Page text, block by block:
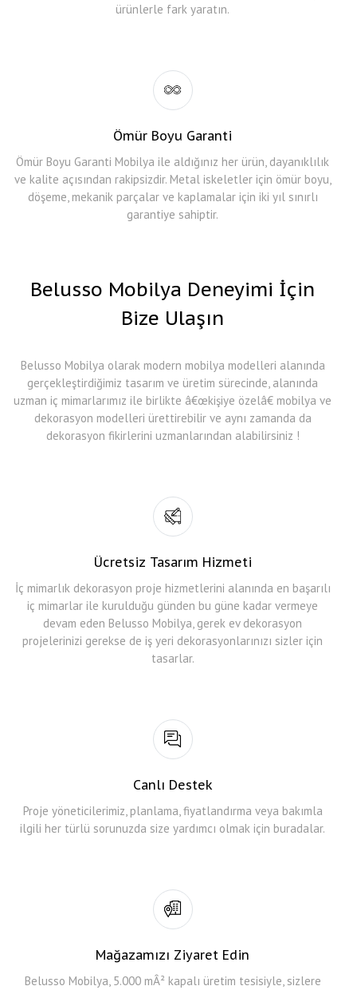
ürünlerle fark yaratın.
Ömür Boyu Garanti
Ömür Boyu Garanti Mobilya ile aldığınız her ürün, dayanıklılık
ve kalite açısından rakipsizdir. Metal iskeletler için ömür boyu,
döşeme, mekanik parçalar ve kaplamalar için iki yıl sınırlı
garantiye sahiptir.
Belusso Mobilya Deneyimi İçin
Bize Ulaşın
Belusso Mobilya olarak modern mobilya modelleri alanında
gerçekleştirdiğimiz tasarım ve üretim sürecinde, alanında
uzman iç mimarlarımız ile birlikte â€œkişiye özelâ€ mobilya ve
dekorasyon modelleri ürettirebilir ve aynı zamanda da
dekorasyon fikirlerini uzmanlarından alabilirsiniz !
Ücretsiz Tasarım Hizmeti
İç mimarlık dekorasyon proje hizmetlerini alanında en başarılı
iç mimarlar ile kurulduğu günden bu güne kadar vermeye
devam eden Belusso Mobilya, gerek ev dekorasyon
projelerinizi gerekse de iş yeri dekorasyonlarınızı sizler için
tasarlar.
Canlı Destek
Proje yöneticilerimiz, planlama, fiyatlandırma veya bakımla
ilgili her türlü sorunuzda size yardımcı olmak için buradalar.
Mağazamızı Ziyaret Edin
Belusso Mobilya, 5.000 mÂ² kapalı üretim tesisiyle, sizlere